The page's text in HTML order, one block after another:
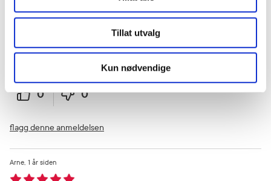
Tillat utvalg
Kun nødvendige
Bra produkt
Var denne anmeldelsen nyttig?
0 0
flagg denne anmeldelsen
1 år siden
Arne